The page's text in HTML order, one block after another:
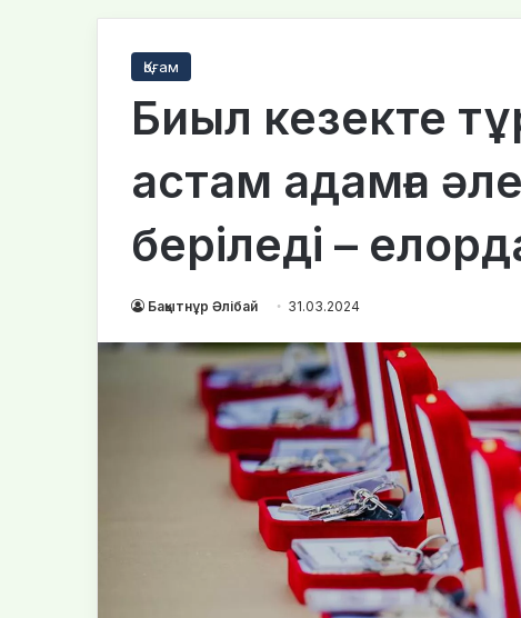
Қоғам
Биыл кезекте
астам адамға
беріледі –
Бақытнұр Әлібай 31.03.2024